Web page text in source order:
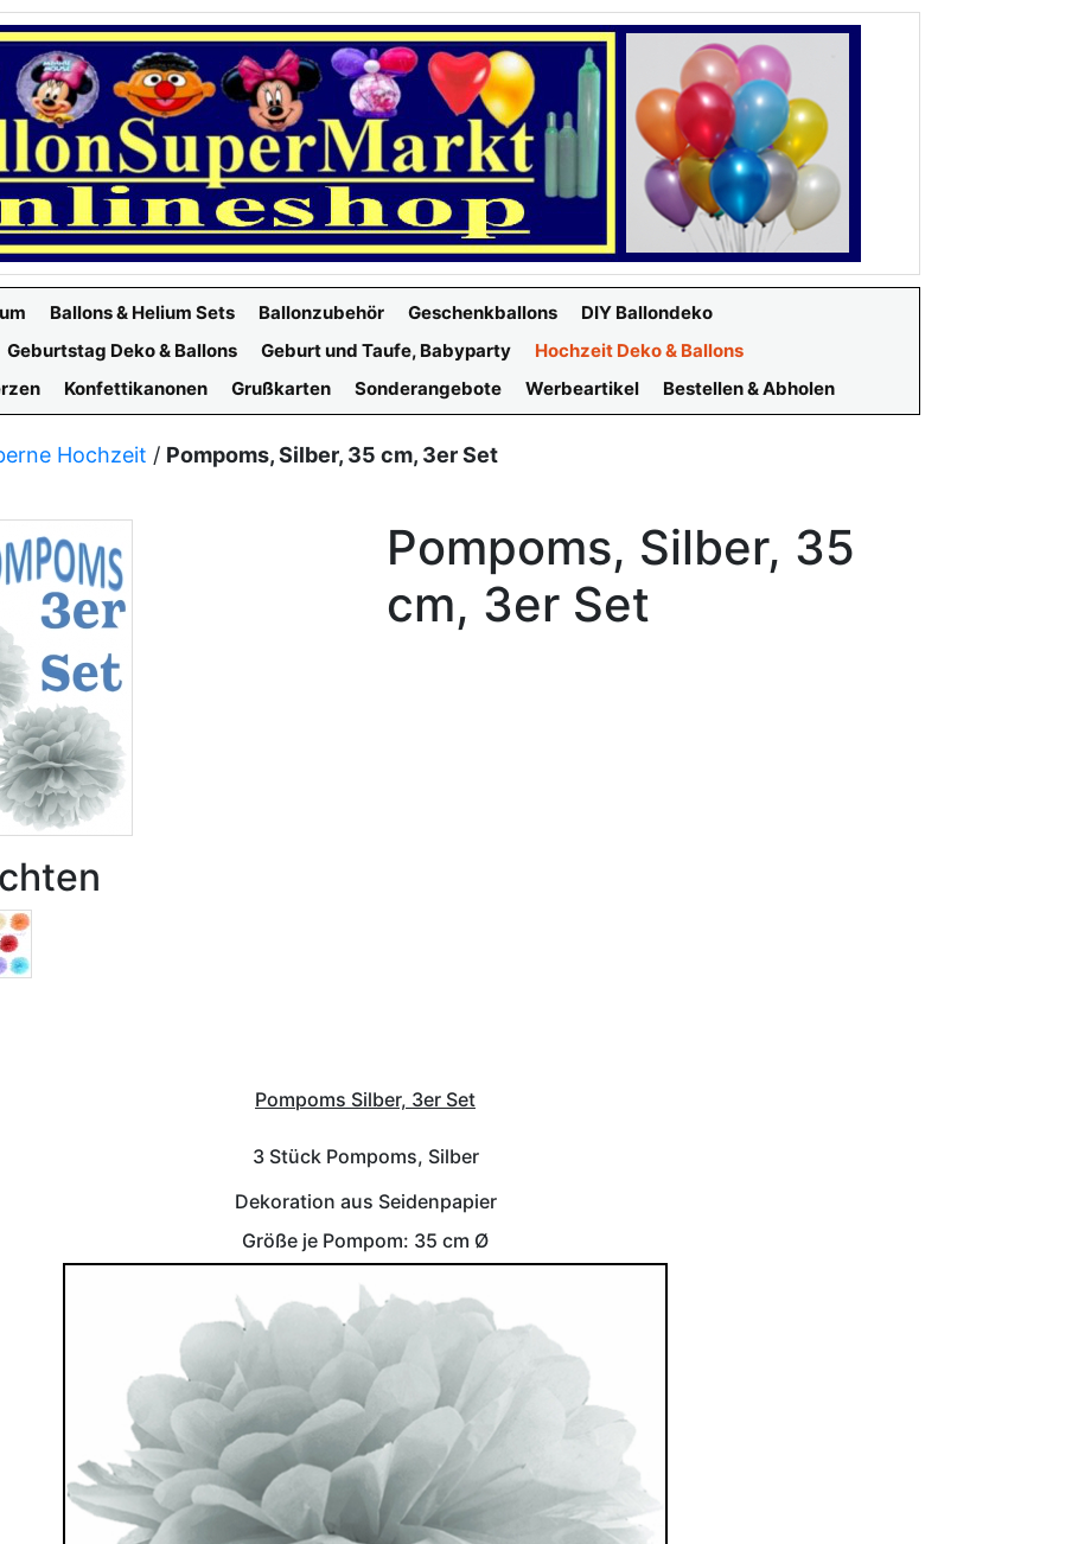
Ballons & Helium Sets Ballonzubehör Geschenkballons
DIY Ballondeko
Geburtstag Deko & Ballons Geburt und Taufe, Babyparty
Hochzeit Deko & Ballons
Konfettikanonen Grußkarten Sonderangebote Werbeartikel Bestellen & Abholen
Hochzeit / Pompoms, Silber, 35 cm, 3er Set
Pompoms, Silber, 35
cm, 3er Set
Pompoms Silber, 3er Set
3 Stück Pompoms, Silber
Dekoration aus Seidenpapier
Größe je Pompom: 35 cm Ø